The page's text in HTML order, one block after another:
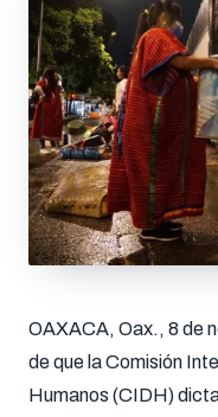
OAXACA, Oax., 8 de
de que la Comisión
Humanos (CIDH)